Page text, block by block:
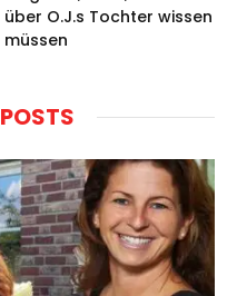
über O.J.s Tochter wissen
müssen
POSTS